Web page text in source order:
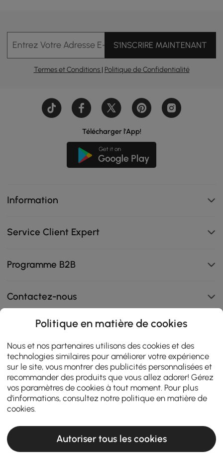
Entrez Votre Adresse E-mailS'INSCRIRE MAINTENANT
Termes et Conditions | Politique de Confidentialité
Télécharger l'App!
Information
Service Client Expert
Programme B2B
Contactez-nous
111K
4.8
star
rating
ZERTIFIZIERTE BEWERTUNGEN
Politique en matière de cookies
Nous et nos partenaires utilisons des cookies et des
technologies similaires pour améliorer votre expérience
sur le site, vous montrer des publicités personnalisées et
recommander des produits que vous allez adorer! Gérez
vos paramètres de cookies à tout moment. Pour plus
d'informations, consultez notre politique en matière de
cookies
Autoriser tous les cookies